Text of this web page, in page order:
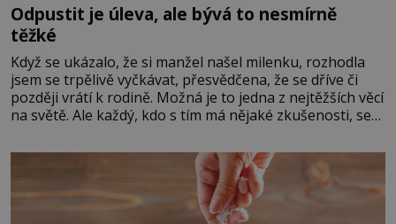
Odpustit je úleva, ale bývá to nesmírně
těžké
Když se ukázalo, že si manžel našel milenku, rozhodla
jsem se trpělivě vyčkávat, přesvědčena, že se dříve či
později vrátí k rodině. Možná je to jedna z nejtěžších věcí
na světě. Ale každý, kdo s tím má nějaké zkušenosti, se
Když se ke mně doneslo, že si manžel pořídil milenku,